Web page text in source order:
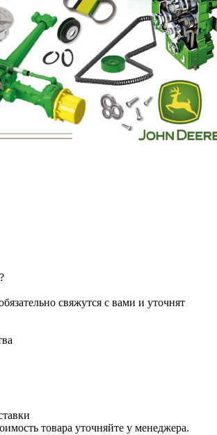
свяжутся с вами и уточнят
товара уточняйте у менеджера.